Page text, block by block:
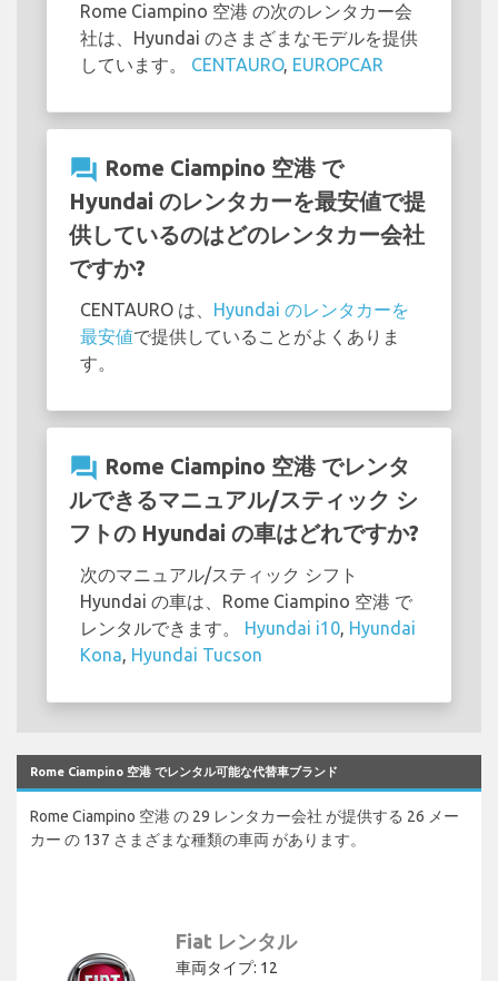
Rome Ciampino 空港 の次のレンタカー会
社は、Hyundai のさまざまなモデルを提供
しています。 CENTAURO, EUROPCAR
question_answer Rome Ciampino 空港 で
Hyundai のレンタカーを最安値で提
供しているのはどのレンタカー会社
ですか?
CENTAURO は、 Hyundai のレンタカーを
最安値で提供していることがよくありま
す。
question_answer Rome Ciampino 空港 でレンタ
ルできるマニュアル/スティック シ
フトの Hyundai の車はどれですか?
次のマニュアル/スティック シフト
Hyundai の車は、Rome Ciampino 空港 で
レンタルできます。 Hyundai i10, Hyundai
Kona, Hyundai Tucson
Rome Ciampino 空港 でレンタル可能な代替車ブランド
Rome Ciampino 空港 の 29 レンタカー会社 が提供する 26 メー
カー の 137 さまざまな種類の車両 があります。
Fiat レンタル
車両タイプ: 12